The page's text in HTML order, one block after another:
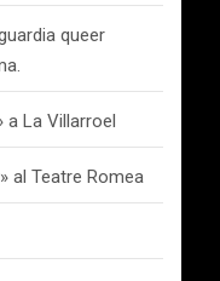
queer
a La Villarroel
al Teatre Romea